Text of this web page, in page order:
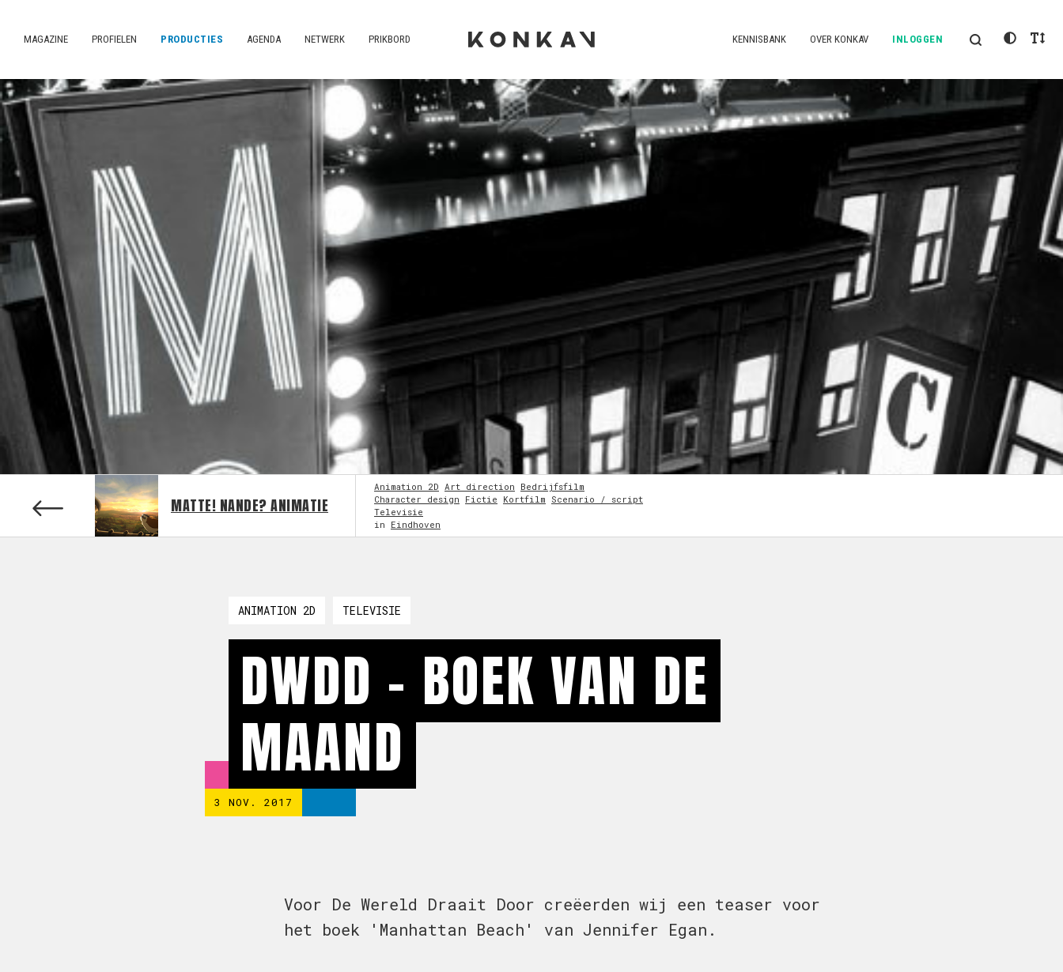
MAGAZINE PROFIELEN PRODUCTIES AGENDA NETWERK PRIKBORD KENNISBANK OVER KONKAV INLOGGEN
MATTE! NANDE? ANIMATIE
Animation 2D Art direction Bedrijfsfilm
Character design Fictie Kortfilm Scenario / script
Televisie
in Eindhoven
ANIMATION 2D TELEVISIE
DWDD - BOEK VAN DE
MAAND
3 NOV. 2017
Voor De Wereld Draait Door creëerden wij een teaser voor
het boek 'Manhattan Beach' van Jennifer Egan.